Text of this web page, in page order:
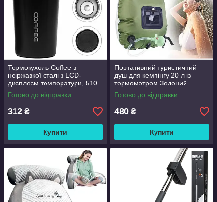
Термокухоль Coffee з
неіржавкої сталі з LCD-
дисплеєм температури, 510
мл Чорний
Готово до відправки
312 ₴
Купити
Портативний туристичний
душ для кемпінгу 20 л із
термометром Зелений
Готово до відправки
480 ₴
Купити